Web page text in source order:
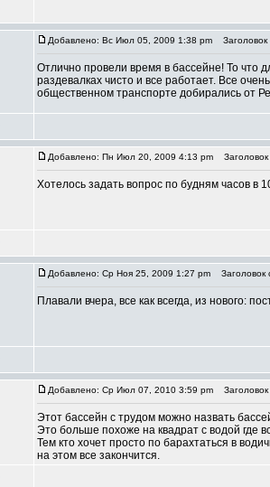
Добавлено: Вс Июл 05, 2009 1:38 pm Заголовок
Отлично провели время в бассейне! То что
раздевалках чисто и все работает. Все
общественном транспорте добирались от
Добавлено: Пн Июл 20, 2009 4:13 pm
Хотелось задать вопрос по будням часов в
Добавлено: Ср Ноя 25, 2009 1:27 pm Заголовок
Плавали вчера, все как всегда, из нового:
Добавлено: Ср Июл 07, 2010 3:59 pm
Этот бассейн с трудом можно назвать
Это больше похоже на квадрат с водой где
Тем кто хочет просто по барахтаться в
на этом все закончится.